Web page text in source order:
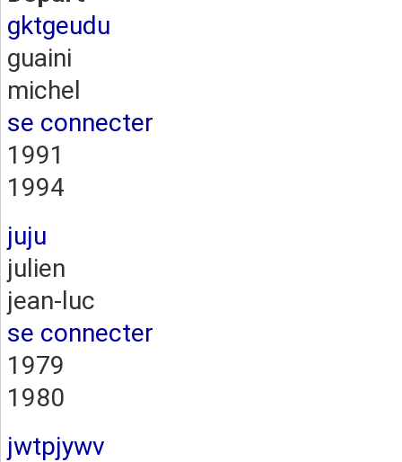
gktgeudu
guaini
michel
se connecter
1991
1994
juju
julien
jean-luc
se connecter
1979
1980
jwtpjywv